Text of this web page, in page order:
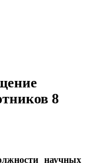
8
научных